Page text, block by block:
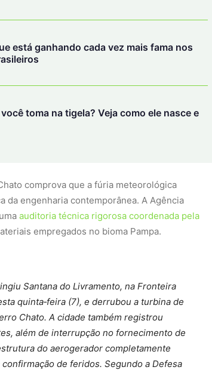
está ganhando cada vez mais fama nos
toma na tigela? Veja como ele nasce e
comprova que a fúria meteorológica
da engenharia contemporânea. A Agência
auditoria técnica rigorosa coordenada pela
empregados no bioma Pampa.
Santana do Livramento, na Fronteira
quinta‑feira (7), e derrubou a turbina de
Chato. A cidade também registrou
além de interrupção no fornecimento de
do aerogerador completamente
de feridos. Segundo a Defesa